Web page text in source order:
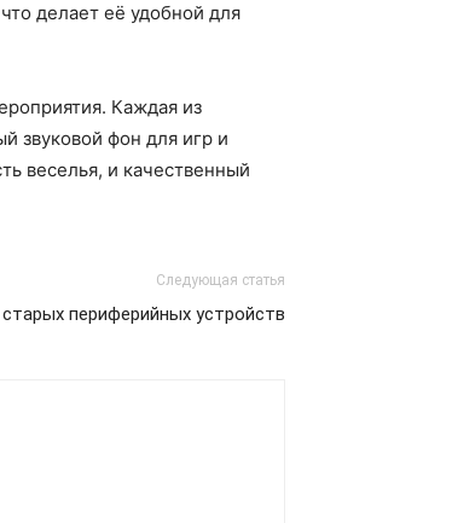
делает её удобной для
Каждая из
звуковой фон для игр и
веселья, и качественный
Следующая статья
периферийных устройств